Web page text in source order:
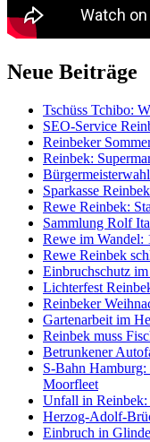
Neue Beiträge
Tschüss Tchibo:
SEO-Service
Reinbeker
Reinbek:
Sparkasse
Rewe Reinbek:
Sammlung Rolf
Rewe im Wandel:
Rewe Reinbek
Einbruchschutz
Lichterfest
Reinbeker
Gartenarbeit im
Reinbek muss
Betrunkener
S-Bahn
Moorfleet
Unfall in
Herzog-Adolf-
Einbruch in